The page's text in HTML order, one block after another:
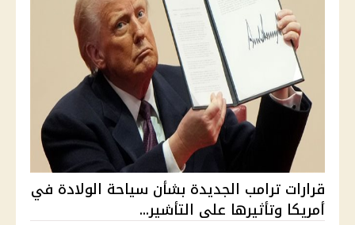
قرارات ترامب الجديدة بشأن سياحة الولادة في
أمريكا وتأثيرها على التأشير...